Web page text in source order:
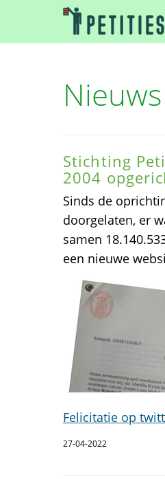
Nieuws
Stichting
2004
Sinds de
doorgelaten, er
samen
een nieuwe
Felicitatie op
27-04-2022